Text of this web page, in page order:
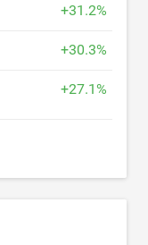
+31.2%
+30.3%
+27.1%